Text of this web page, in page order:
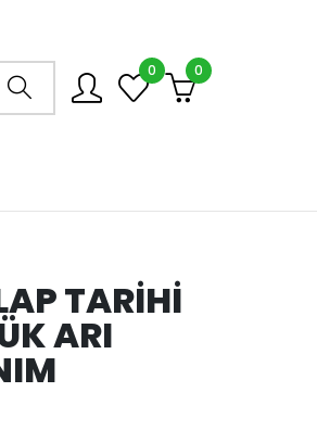
Arama mağazası
0 0
TARIHI
ARI